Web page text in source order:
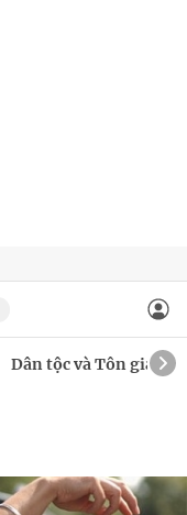
Dân tộc và Tôn giáo